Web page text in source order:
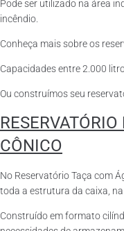
Pode ser utilizado na área
incêndio.
Conheça mais sobre os
Capacidades entre 2.000
Ou construímos seu
CÔNICO
No Reservatório Taça com
toda a estrutura da caixa,
Construído em formato